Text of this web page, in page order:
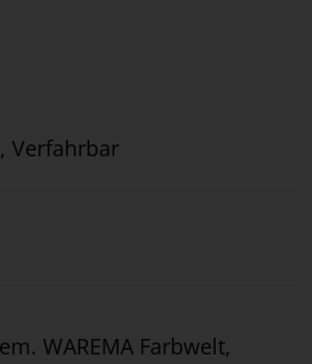
Verfahrbar
WAREMA Farbwelt,